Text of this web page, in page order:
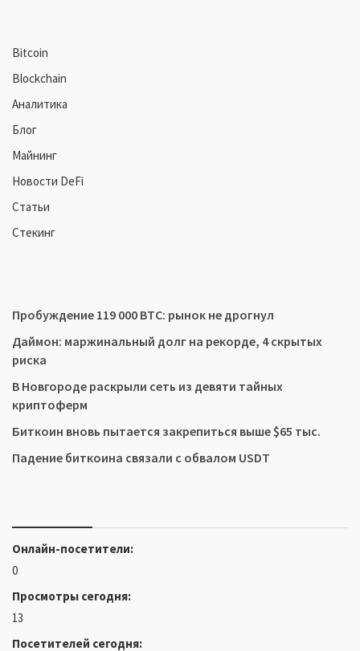
Bitcoin
Blockchain
Аналитика
Блог
Майнинг
Новости DeFi
Статьи
Стекинг
Пробуждение 119 000 BTC: рынок не дрогнул
Даймон: маржинальный долг на рекорде, 4 скрытых
риска
В Новгороде раскрыли сеть из девяти тайных
криптоферм
Биткоин вновь пытается закрепиться выше $65 тыс.
Падение биткоина связали с обвалом USDT
Онлайн-посетители:
0
Просмотры сегодня:
13
Посетителей сегодня: